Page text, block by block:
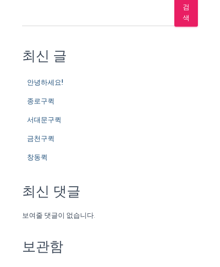
검
색
최신 글
안녕하세요!
종로구퀵
서대문구퀵
금천구퀵
창동퀵
최신 댓글
보여줄 댓글이 없습니다.
보관함